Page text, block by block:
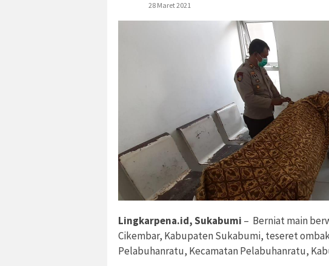
28 Maret 2021
Lingkarpena.id, Sukabumi – Berniat main
Cikembar, Kabupaten Sukabumi, teseret
Pelabuhanratu, Kecamatan Pelabuhanratu,